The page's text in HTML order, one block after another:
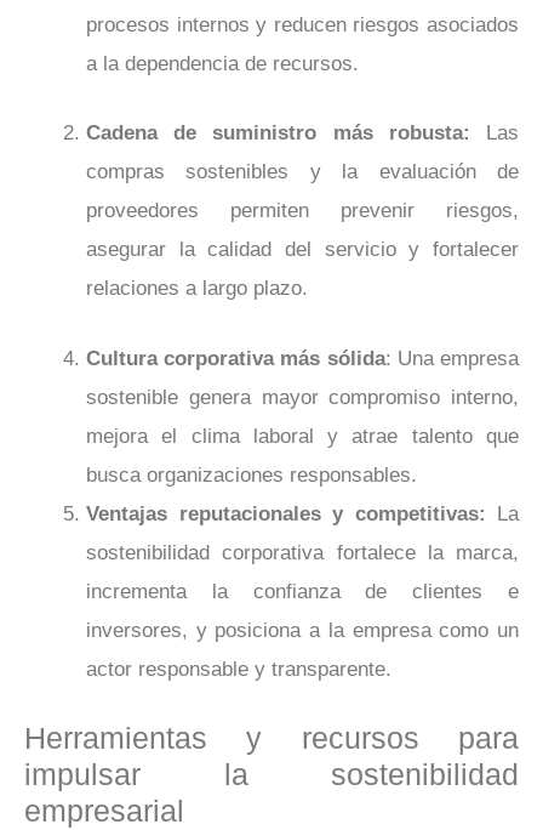
procesos internos y reducen riesgos asociados
a la dependencia de recursos.
Cadena de suministro más robusta: Las
compras sostenibles y la evaluación de
proveedores permiten prevenir riesgos,
asegurar la calidad del servicio y fortalecer
relaciones a largo plazo.
Cultura corporativa más sólida: Una empresa
sostenible genera mayor compromiso interno,
mejora el clima laboral y atrae talento que
busca organizaciones responsables.
Ventajas reputacionales y competitivas: La
sostenibilidad corporativa fortalece la marca,
incrementa la confianza de clientes e
inversores, y posiciona a la empresa como un
actor responsable y transparente.
Herramientas y recursos para
impulsar la sostenibilidad
empresarial